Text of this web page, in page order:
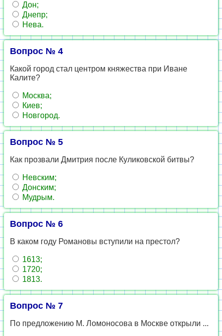
Дон;
Днепр;
Нева.
Вопрос № 4
Какой город стал центром княжества при Иване
Калите?
Москва;
Киев;
Новгород.
Вопрос № 5
Как прозвали Дмитрия после Куликовской битвы?
Невским;
Донским;
Мудрым.
Вопрос № 6
В каком году Романовы вступили на престол?
1613;
1720;
1813.
Вопрос № 7
По предложению М. Ломоносова в Москве открыли ...